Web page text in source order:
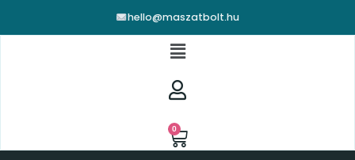
hello@maszatbolt.hu
0